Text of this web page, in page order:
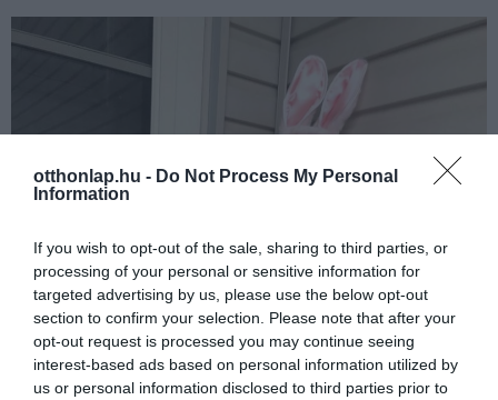
otthonlap.hu - Do Not Process My Personal
Information
If you wish to opt-out of the sale, sharing to third parties, or
processing of your personal or sensitive information for
targeted advertising by us, please use the below opt-out
section to confirm your selection. Please note that after your
opt-out request is processed you may continue seeing
interest-based ads based on personal information utilized by
us or personal information disclosed to third parties prior to